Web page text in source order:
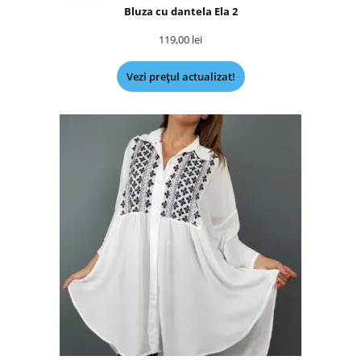
Bluza cu dantela Ela 2
119,00 lei
Vezi prețul actualizat!